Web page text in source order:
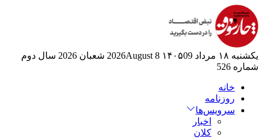
یکشنبه ۱۸ مرداد ۱۴۰۵ 09 2026August 8 شعبان 2026
سال دوم
شماره 526
خانه
روزنامه
سرویس‌ها
اخبار
کلان